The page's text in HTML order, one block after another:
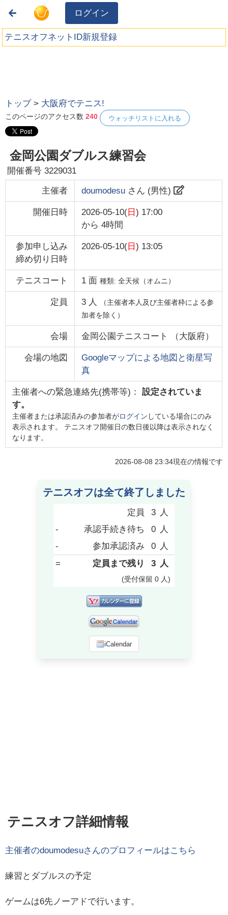
ログイン
テニスオフネットID新規登録
トップ > 大阪府でテニス!
このページのアクセス数240 ウォッチリストに入れる
金岡公園ダブルス練習会
開催番号3229031
主催者 doumodesuさん (男性)
開催日時 2026-05-10(日 ) 17:00
から 4時間
参加申し込み
締め切り日時
2026-05-10(日 ) 13:05
テニスコート 1面 種類: 全天候（オムニ）
定員 3 人
（主催者本人及び主催者枠による参
加者を除く）
会場 金岡公園テニスコート （大阪府）
会場の地図
Googleマップによる地図と衛星写
真
主催者への緊急連絡先(携帯等)： 設定されていま
す。
主催者または承認済みの参加者がログイン している場合にのみ
表示されます。 テニスオフ開催日の数日後以降は表示されなく
なります。
2026-08-08 23:34現在の情報です
テニスオフは全て終了しました
定員 3 人
-
承認手続き待ち 0 人
-
参加承認済み 0 人
=
定員まで残り 3 人
(受付保留 0 人)
iCalendar
テニスオフ詳細情報
主催者のdoumodesuさんのプロフィールはこちら
練習とダブルスの予定
ゲームは6先ノーアドで行います。